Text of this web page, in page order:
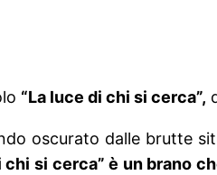
“La luce di chi si cerca”,
oscurato dalle brutte
chi si cerca” è un brano